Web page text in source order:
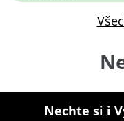
Nechte si i